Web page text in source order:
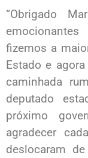
“Obrigado
fizemos a
Estado e
caminhada
deputado
próximo
agradecer
deslocaram